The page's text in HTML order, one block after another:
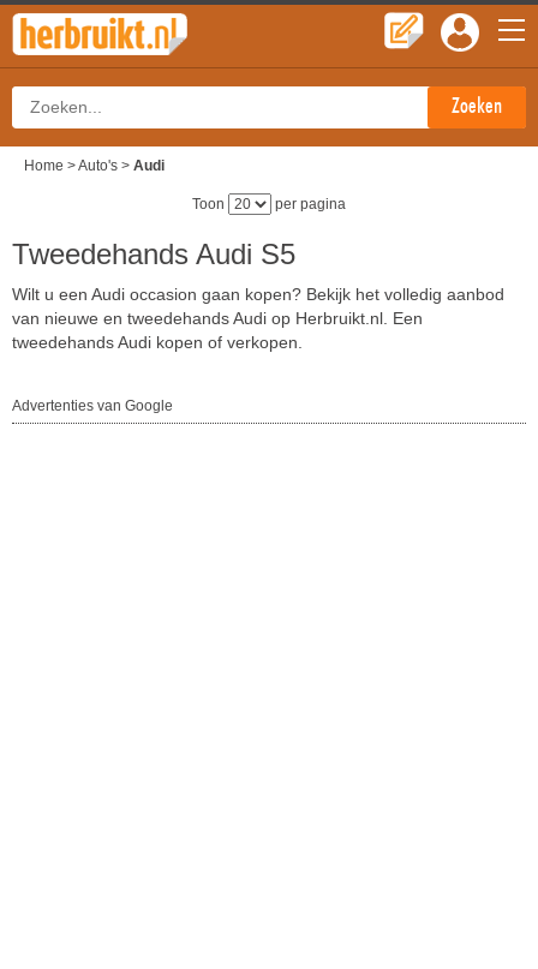
Home >Auto's > Audi
Toon per pagina
Tweedehands Audi S5
Wilt u een Audi occasion gaan kopen? Bekijk het volledig aanbod
van nieuwe en tweedehands Audi op Herbruikt.nl. Een
tweedehands Audi kopen of verkopen.
Advertenties van Google